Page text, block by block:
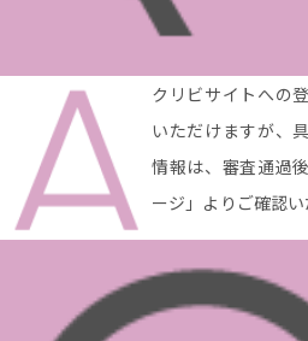
クリビサイトへの
いただけますが、
情報は、審査通過
ージ」よりご確認い